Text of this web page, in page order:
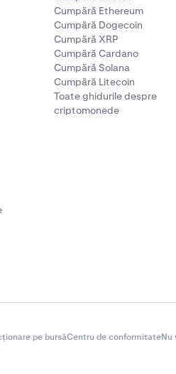
Cumpără Ethereum
Cumpără Dogecoin
Cumpără XRP
Cumpără Cardano
Cumpără Solana
Cumpără Litecoin
Toate ghidurile despre
criptomonede
pe bursăCentru de conformitateNu